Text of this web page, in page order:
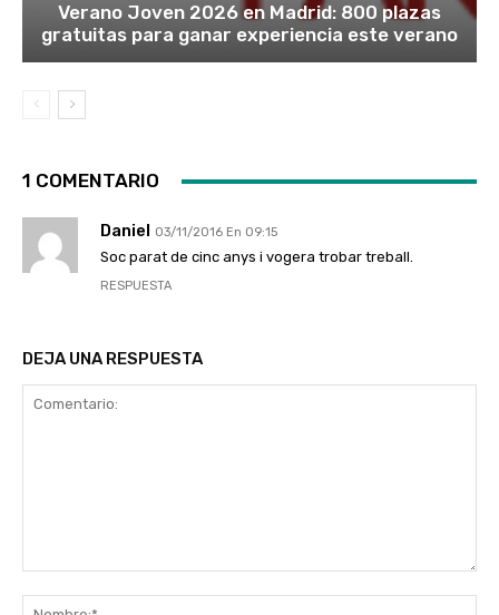
Verano Joven 2026 en Madrid: 800 plazas
gratuitas para ganar experiencia este verano
1 COMENTARIO
Daniel 03/11/2016 En 09:15
Soc parat de cinc anys i vogera trobar treball.
RESPUESTA
DEJA UNA RESPUESTA